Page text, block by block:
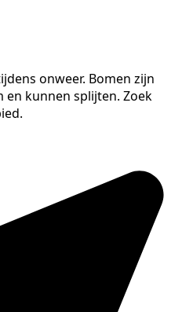
onweer. Bomen zijn
en kunnen splijten. Zoek